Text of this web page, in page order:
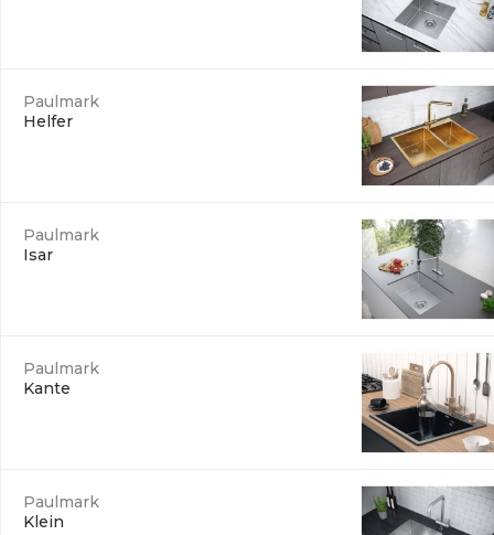
Paulmark
Helfer
Paulmark
Isar
Paulmark
Kante
Paulmark
Klein